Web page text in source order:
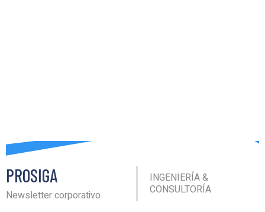
PROSIGA
Newsletter corporativo
INGENIERÍA &
CONSULTORÍA